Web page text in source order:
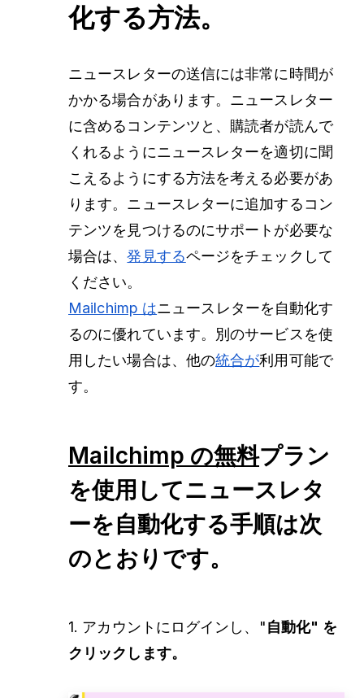
化する方法。
ニュースレターの送信には非常に時間が
かかる場合があります。ニュースレター
に含めるコンテンツと、購読者が読んで
くれるようにニュースレターを適切に聞
こえるようにする方法を考える必要があ
ります。ニュースレターに追加するコン
テンツを見つけるのにサポートが必要な
場合は、発見するページをチェックして
ください。
Mailchimp はニュースレターを自動化す
るのに優れています。別のサービスを使
用したい場合は、他の統合が利用可能で
す。
Mailchimp の無料プラン
を使用してニュースレタ
ーを自動化する手順は次
のとおりです。
1. アカウントにログインし、"自動化" を
クリックします。